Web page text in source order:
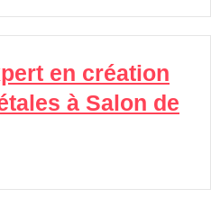
en création
à Salon de